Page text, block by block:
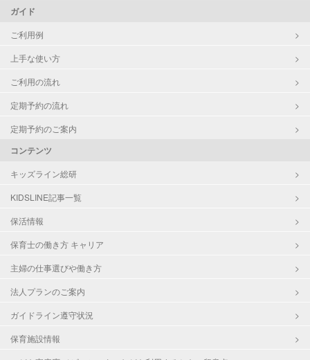
ガイド
ご利用例
上手な使い方
ご利用の流れ
定期予約の流れ
定期予約のご案内
コンテンツ
キッズライン総研
KIDSLINE記事一覧
保活情報
保育士の働き方 キャリア
主婦の仕事選びや働き方
法人プランのご案内
ガイドライン遵守状況
保育施設情報